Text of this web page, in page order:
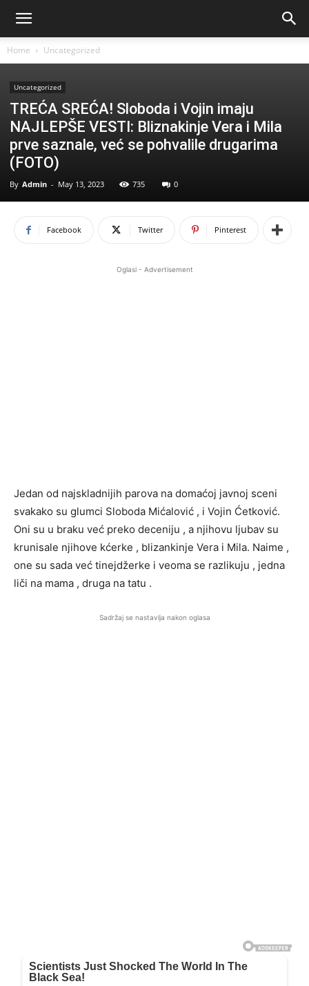
Home Uncategorized
Uncategorized
TREĆA SREĆA! Sloboda i Vojin imaju
NAJLEPŠE VESTI: Bliznakinje Vera i Mila
prve saznale, već se pohvalile drugarima
(FOTO)
By Admin - May 13, 2023 735 0
Facebook Twitter Pinterest
Oglasi - Advertisement
Jedan od najskladnijih parova na domaćoj javnoj sceni
svakako su glumci Sloboda Mićalović , i Vojin Ćetković.
Oni su u braku već preko deceniju , a njihovu ljubav su
krunisale njihove kćerke , blizankinje Vera i Mila. Naime ,
one su sada već tinejdžerke i veoma se razlikuju , jedna
liči na mama , druga na tatu .
Sadržaj se nastavlja nakon oglasa